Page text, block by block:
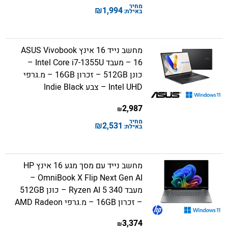
מחיר
באילת:1,994
₪
מחשב נייד 16 אינץ ASUS Vivobook
16 – מעבד Intel Core i7-1355U –
כונן 512GB – זכרון 16GB – מ.גרפי
Intel UHD – צבע Indie Black
2,987
₪
מחיר
באילת: 2,531
₪
מחשב נייד עם מסך מגע 16 אינץ HP
OmniBook X Flip Next Gen AI –
מעבד Ryzen AI 5 340 – כונן 512GB
– זכרון 16GB – מ.גרפי AMD Radeon
3,374
₪